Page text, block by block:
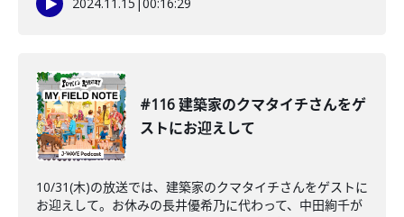
#116 建築家のクマタイチさんをゲ
ストにお迎えして
10/31(木)の放送では、建築家のクマタイチさんをゲストに
お迎えして。お休みの長井優希乃に代わって、中田絢千が